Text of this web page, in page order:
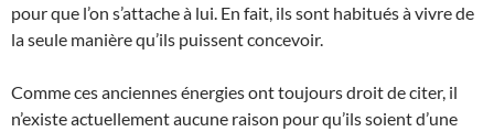
pour que l’on s’attache à lui. En fait, ils sont habitués à vivre de
la seule manière qu’ils puissent concevoir.
Comme ces anciennes énergies ont toujours droit de citer, il
n’existe actuellement aucune raison pour qu’ils soient d’une